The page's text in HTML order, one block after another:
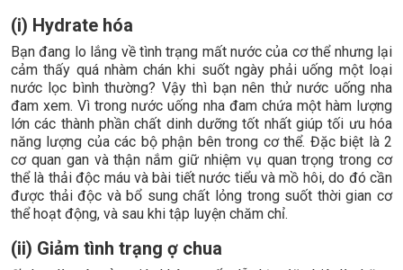
(i) Hydrate hóa
Bạn đang lo lắng về tình trạng mất nước của cơ thể nhưng lại
cảm thấy quá nhàm chán khi suốt ngày phải uống một loại
nước lọc bình thường? Vậy thì bạn nên thử nước uống nha
đam xem. Vì trong nước uống nha đam chứa một hàm lượng
lớn các thành phần chất dinh dưỡng tốt nhất giúp tối ưu hóa
năng lượng của các bộ phận bên trong cơ thể. Đặc biệt là 2
cơ quan gan và thận nắm giữ nhiệm vụ quan trọng trong cơ
thể là thải độc máu và bài tiết nước tiểu và mồ hôi, do đó cần
được thải độc và bổ sung chất lỏng trong suốt thời gian cơ
thể hoạt động, và sau khi tập luyện chăm chỉ.
(ii) Giảm tình trạng ợ chua